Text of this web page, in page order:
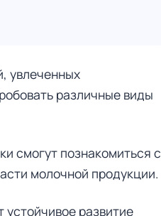
увлеченных
различные виды
смогут познакомиться с
молочной продукции.
развитие